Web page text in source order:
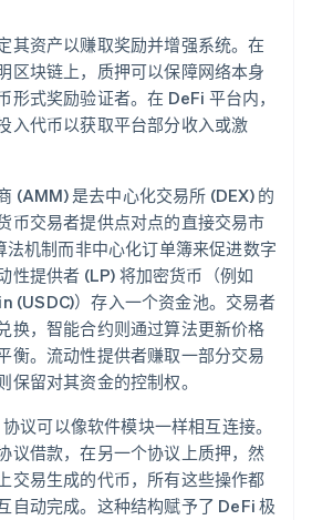
其资产以赚取奖励并增强系统。在
区块链上，质押可以保障网络本身
形式奖励验证者。在 DeFi 平台内，
入代币以获取平台部分收入或激
(AMM) 是去中心化交易所 (DEX) 的
币交易者提供点对点的直接交易市
机制而非中心化订单簿来促进数字
性提供者 (LP) 将加密货币（例如
(USDC)）存入一个资金池。交易者
换，智能合约则通过算法更新价格
衡。流动性提供者赚取一部分交易
保留对其资金的控制权。
议可以像软件模块一样相互连接。
议借款，在另一个协议上质押，然
交易生成的代币，所有这些操作都
自动完成。这种结构赋予了 DeFi 极